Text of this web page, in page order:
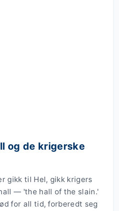
og de krigerske
gikk til Hel, gikk krigers
— 'the hall of the slain.'
for all tid, forberedt seg